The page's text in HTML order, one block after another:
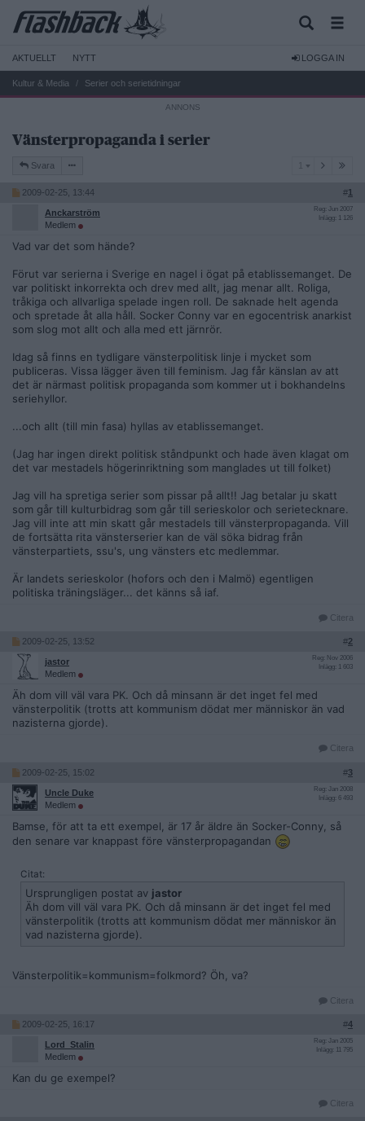
AKTUELLT NYTT LOGGA IN
Kultur & Media Serier och serietidningar
Vänsterpropaganda i serier
Svara
2009-02-25, 13:44 #1
Anckarström
Medlem
Reg: Jun 2007
Inlägg: 1 126
Vad var det som hände?
Förut var serierna i Sverige en nagel i ögat på etablissemanget. De
var politiskt inkorrekta och drev med allt, jag menar allt. Roliga,
tråkiga och allvarliga spelade ingen roll. De saknade helt agenda
och spretade åt alla håll. Socker Conny var en egocentrisk anarkist
som slog mot allt och alla med ett järnrör.
Idag så finns en tydligare vänsterpolitisk linje i mycket som
publiceras. Vissa lägger även till feminism. Jag får känslan av att
det är närmast politisk propaganda som kommer ut i bokhandelns
seriehyllor.
...och allt (till min fasa) hyllas av etablissemanget.
(Jag har ingen direkt politisk ståndpunkt och hade även klagat om
det var mestadels högerinriktning som manglades ut till folket)
Jag vill ha spretiga serier som pissar på allt!! Jag betalar ju skatt
som går till kulturbidrag som går till serieskolor och serietecknare.
Jag vill inte att min skatt går mestadels till vänsterpropaganda. Vill
de fortsätta rita vänsterserier kan de väl söka bidrag från
vänsterpartiets, ssu's, ung vänsters etc medlemmar.
Är landets serieskolor (hofors och den i Malmö) egentligen
politiska träningsläger... det känns så iaf.
Citera
2009-02-25, 13:52 #2
jastor
Medlem
Reg: Nov 2006
Inlägg: 1 603
Äh dom vill väl vara PK. Och då minsann är det inget fel med
vänsterpolitik (trotts att kommunism dödat mer människor än vad
nazisterna gjorde).
Citera
2009-02-25, 15:02 #3
Uncle Duke
Medlem
Reg: Jan 2008
Inlägg: 6 493
Bamse, för att ta ett exempel, är 17 år äldre än Socker-Conny, så
den senare var knappast före vänsterpropagandan
Citat:
Ursprungligen postat av jastor
Äh dom vill väl vara PK. Och då minsann är det inget fel med
vänsterpolitik (trotts att kommunism dödat mer människor än
vad nazisterna gjorde).
Vänsterpolitik=kommunism=folkmord? Öh, va?
Citera
2009-02-25, 16:17 #4
Lord_Stalin
Medlem
Reg: Jan 2005
Inlägg: 11 795
Kan du ge exempel?
Citera